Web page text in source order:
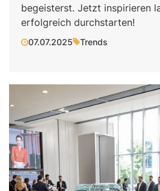
begeisterst. Jetzt inspirieren
erfolgreich durchstarten!
07.07.2025 Trends